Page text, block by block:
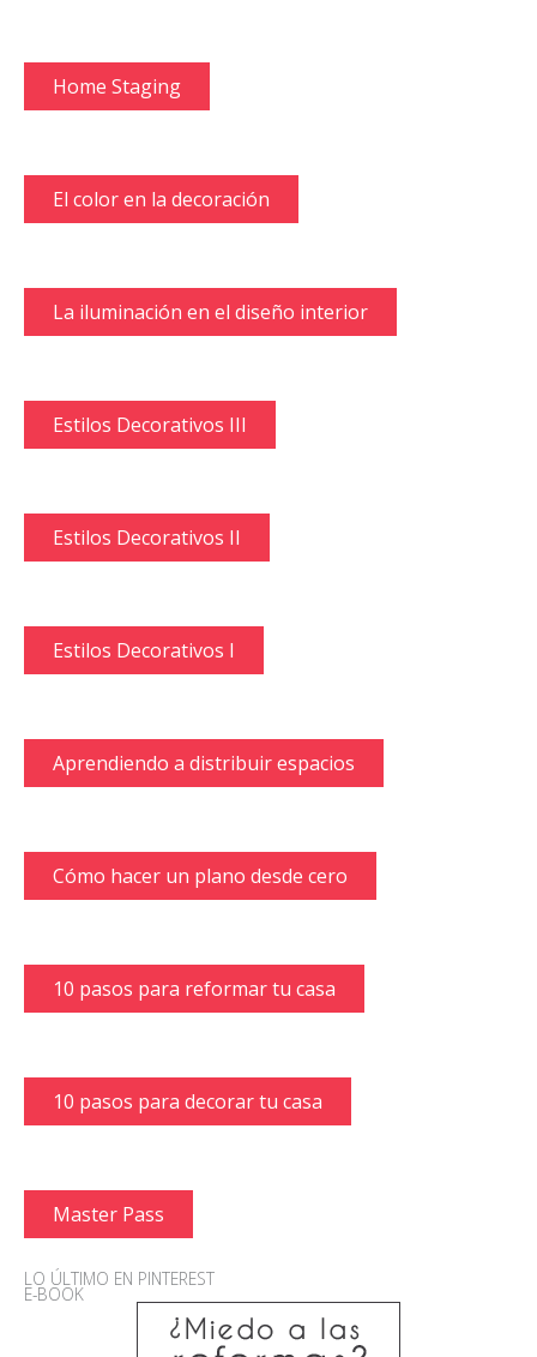
Home Staging
El color en la decoración
La iluminación en el diseño interior
Estilos Decorativos III
Estilos Decorativos II
Estilos Decorativos I
Aprendiendo a distribuir espacios
Cómo hacer un plano desde cero
10 pasos para reformar tu casa
10 pasos para decorar tu casa
Master Pass
LO ÚLTIMO EN PINTEREST
E-BOOK